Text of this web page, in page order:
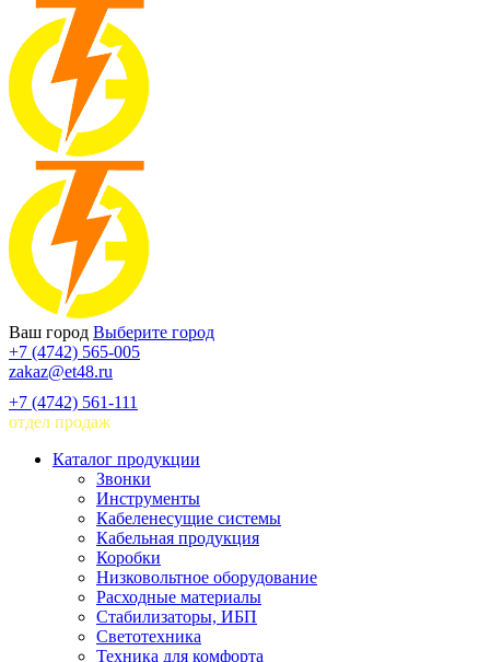
Ваш город Выберите город
+7 (4742) 565-005
zakaz@et48.ru
+7 (4742) 561-111
отдел продаж
Каталог продукции
Звонки
Инструменты
Кабеленесущие системы
Кабельная продукция
Коробки
Низковольтное оборудование
Расходные материалы
Стабилизаторы, ИБП
Светотехника
Техника для комфорта